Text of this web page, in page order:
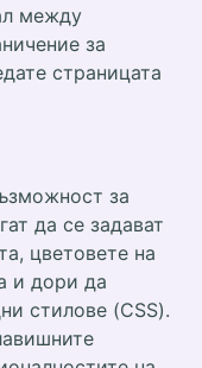
между
за
страницата
за
да се задават
цветовете на
и дори да
стилове (CSS).